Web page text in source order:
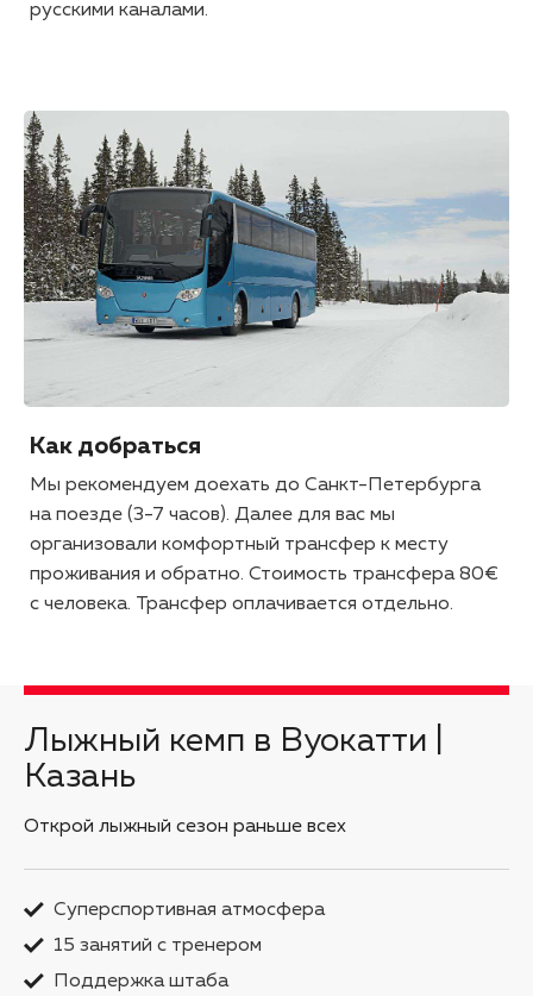
русскими каналами.
Как добраться
Мы рекомендуем доехать до Санкт-Петербурга
на поезде (3-7 часов). Далее для вас мы
организовали комфортный трансфер к месту
проживания и обратно. Стоимость трансфера 80€
с человека. Трансфер оплачивается отдельно.
Лыжный кемп в Вуокатти |
Казань
Открой лыжный сезон раньше всех
Суперспортивная атмосфера
15 занятий с тренером
Поддержка штаба